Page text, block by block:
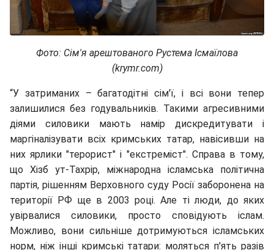
Фото: Сім'я арештованого Рустема Ісмаїлова
(krymr.com)
“У затриманих – багатодітні сім'ї, і всі вони тепер
залишилися без годувальників. Такими агресивними
діями силовики мають намір дискредитувати і
маргіналізувати всіх кримських татар, навісивши на
них ярлики "терорист" і "екстреміст". Справа в тому,
що Хізб ут-Тахрір, міжнародна ісламська політична
партія, рішенням Верховного суду Росії заборонена на
території РФ ще в 2003 році. Але ті люди, до яких
увірвалися силовики, просто сповідують іслам.
Можливо, вони сильніше дотримуються ісламських
норм, ніж інші кримські татари: моляться п'ять разів